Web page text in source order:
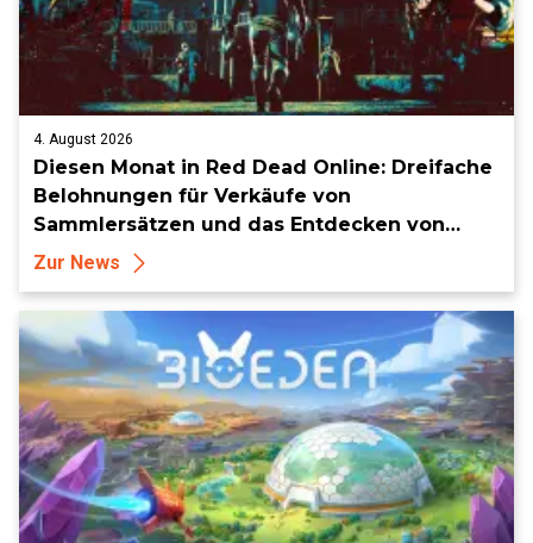
4. August 2026
Diesen Monat in Red Dead Online: Dreifache
Belohnungen für Verkäufe von
Sammlersätzen und das Entdecken von
Sammlerstücken, in Telegramm-Missionen
Zur News